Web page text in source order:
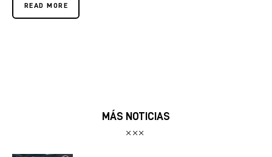
READ MORE
MÁS NOTICIAS